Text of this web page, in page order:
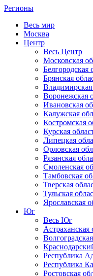
Регионы
Весь мир
Москва
Центр
Весь Центр
Московская
Белгородская
Брянская
Владимирская
Воронежская
Ивановская
Калужская
Костромская
Курская
Липецкая
Орловская
Рязанская
Смоленская
Тамбовская
Тверская
Тульская
Ярославская
Юг
Весь Юг
Астраханская
Республика
Республика
Ростовская